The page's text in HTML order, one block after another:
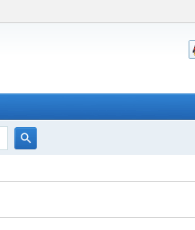
索